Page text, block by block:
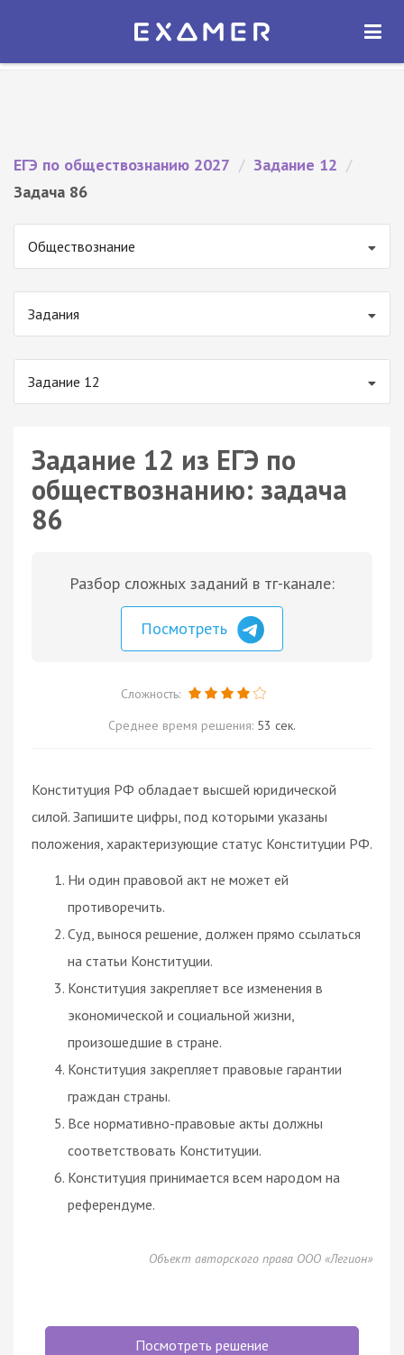
Экзамер — ЕГЭ 2027
ОТКРЫТЬ
ЕГЭ по обществознанию 2027 / Задание 12 /
Задача 86
Обществознание
Задания
Задание 12
Задание 12 из ЕГЭ по
обществознанию: задача
86
Разбор сложных заданий в тг-канале:
Посмотреть
Сложность:
Среднее время решения: 53 сек.
Конституция РФ обладает высшей юридической
силой. Запишите цифры, под которыми указаны
положения, характеризующие статус Конституции РФ.
Ни один правовой акт не может ей
противоречить.
Суд, вынося решение, должен прямо ссылаться
на статьи Конституции.
Конституция закрепляет все изменения в
экономической и социальной жизни,
произошедшие в стране.
Конституция закрепляет правовые гарантии
граждан страны.
Все нормативно-правовые акты должны
соответствовать Конституции.
Конституция принимается всем народом на
референдуме.
Объект авторского права ООО «Легион»
Посмотреть решение